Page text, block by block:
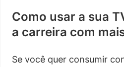
Como usar a sua
a carreira com
Se você quer consumir